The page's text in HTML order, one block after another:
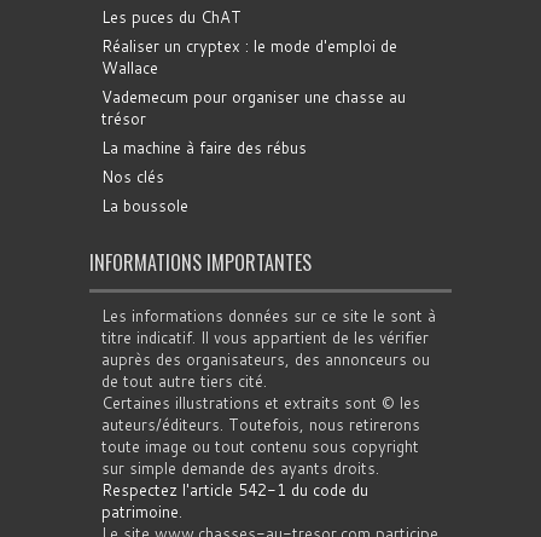
Les puces du ChAT
Réaliser un cryptex : le mode d'emploi de
Wallace
Vademecum pour organiser une chasse au
trésor
La machine à faire des rébus
Nos clés
La boussole
INFORMATIONS IMPORTANTES
Les informations données sur ce site le sont à
titre indicatif. Il vous appartient de les vérifier
auprès des organisateurs, des annonceurs ou
de tout autre tiers cité.
Certaines illustrations et extraits sont © les
auteurs/éditeurs. Toutefois, nous retirerons
toute image ou tout contenu sous copyright
sur simple demande des ayants droits.
Respectez l'article 542-1 du code du
patrimoine.